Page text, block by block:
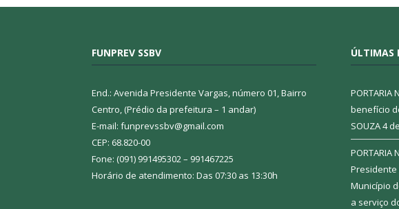
FUNPREV SSBV
End.: Avenida Presidente Vargas, número 01, Bairro
Centro, (Prédio da prefeitura – 1 andar)
E-mail: funprevssbv@gmail.com
CEP: 68.820-00
Fone: (091) 991495302 – 991467225
Horário de atendimento: Das 07:30 as 13:30h
ÚLTIMAS
PORTARIA
benefício
SOUZA4
PORTARIA
Presidente
Município
a serviço